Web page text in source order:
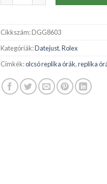
Cikkszám:DGG8603
Kategóriák:Datejust,Rolex
Címkék:olcsó replika órák,replika